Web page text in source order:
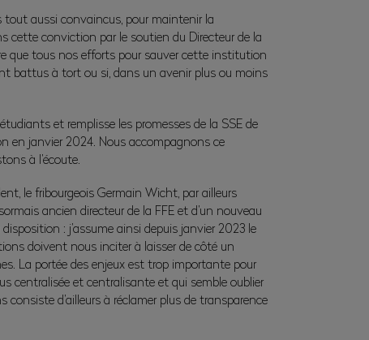
tout aussi convaincus, pour maintenir la
cette conviction par le soutien du Directeur de la
que tous nos efforts pour sauver cette institution
battus à tort ou si, dans un avenir plus ou moins
et remplisse les promesses de la SSE de
en janvier 2024. Nous accompagnons ce
à l’écoute.
le fribourgeois Germain Wicht, par ailleurs
ancien directeur de la FFE et d’un nouveau
: j’assume ainsi depuis janvier 2023 le
doivent nous inciter à laisser de côté un
La portée des enjeux est trop importante pour
centralisée et centralisante et qui semble oublier
d’ailleurs à réclamer plus de transparence